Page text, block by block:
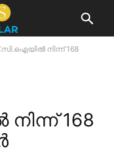
നിന്ന് 168
168